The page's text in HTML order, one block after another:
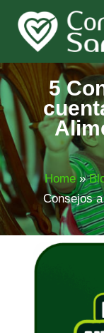
5
Home»
Consejos